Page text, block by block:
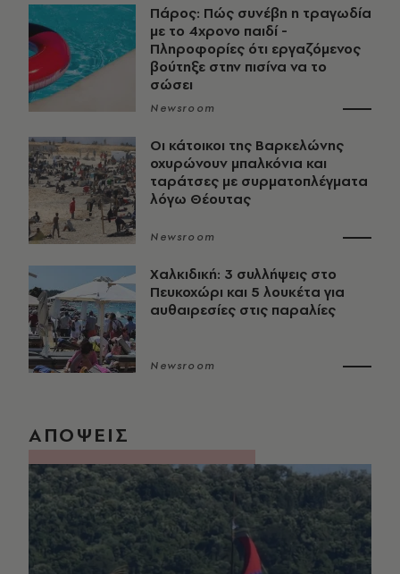
Πάρος: Πώς συνέβη η τραγωδία
με το 4χρονο παιδί -
Πληροφορίες ότι εργαζόμενος
βούτηξε στην πισίνα να το
σώσει
Newsroom
Οι κάτοικοι της Βαρκελώνης
οχυρώνουν μπαλκόνια και
ταράτσες με συρματοπλέγματα
λόγω Θέουτας
Newsroom
Χαλκιδική: 3 συλλήψεις στο
Πευκοχώρι και 5 λουκέτα για
αυθαιρεσίες στις παραλίες
Newsroom
ΑΠΟΨΕΙΣ